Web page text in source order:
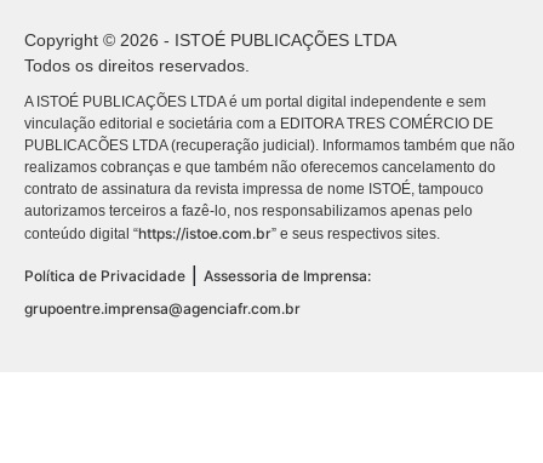
Copyright © 2026 - ISTOÉ PUBLICAÇÕES LTDA
Todos os direitos reservados.
A ISTOÉ PUBLICAÇÕES LTDA é um portal digital independente e sem
vinculação editorial e societária com a EDITORA TRES COMÉRCIO DE
PUBLICACÕES LTDA (recuperação judicial). Informamos também que não
realizamos cobranças e que também não oferecemos cancelamento do
contrato de assinatura da revista impressa de nome ISTOÉ, tampouco
autorizamos terceiros a fazê-lo, nos responsabilizamos apenas pelo
conteúdo digital “https://istoe.com.br” e seus respectivos sites.
Política de Privacidade
Assessoria de Imprensa:
grupoentre.imprensa@agenciafr.com.br